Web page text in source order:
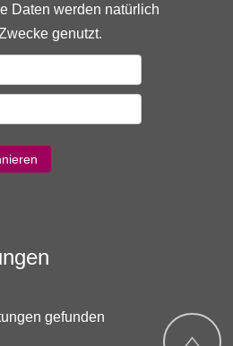
Daten werden natürlich
genutzt.
gefunden